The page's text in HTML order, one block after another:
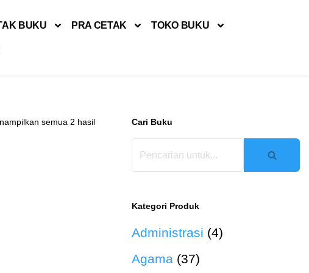
BUKU PRA CETAK TOKO BUKU
semua 2 hasil Cari Buku
Kategori Produk
Administrasi (4)
Agama (37)